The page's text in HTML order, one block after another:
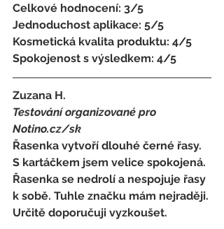
Celkové hodnocení: 3/5
Jednoduchost aplikace: 5/5
Kosmetická kvalita produktu: 4/5
Spokojenost s výsledkem: 4/5
Zuzana H.
Testování organizované pro
Notino.cz/sk
Řasenka vytvoří dlouhé černé řasy.
S kartáčkem jsem velice spokojená.
Řasenka se nedrolí a nespojuje řasy
k sobě. Tuhle značku mám nejraději.
Určitě doporučuji vyzkoušet.